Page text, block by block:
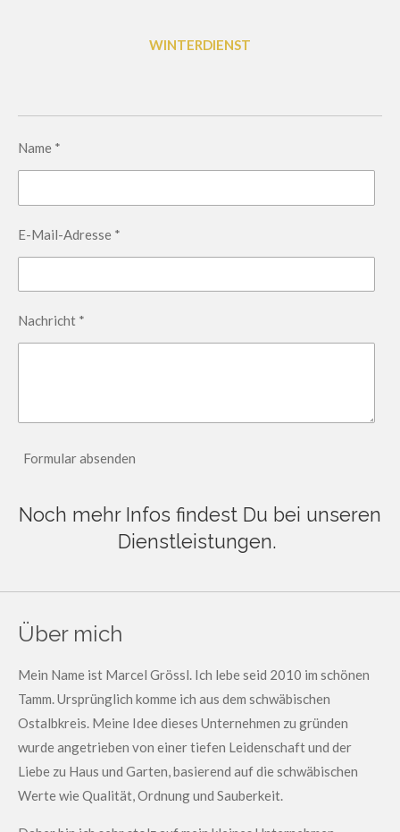
WINTERDIENST
Name *
E-Mail-Adresse *
Nachricht *
Formular absenden
Noch mehr Infos findest Du bei unseren
Dienstleistungen.
Über mich
Mein Name ist Marcel Grössl. Ich lebe seid 2010 im schönen
Tamm. Ursprünglich komme ich aus dem schwäbischen
Ostalbkreis. Meine Idee dieses Unternehmen zu gründen
wurde angetrieben von einer tiefen Leidenschaft und der
Liebe zu Haus und Garten, basierend auf die schwäbischen
Werte wie Qualität, Ordnung und Sauberkeit.